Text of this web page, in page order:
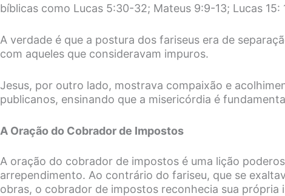
bíblicas como Lucas 5:30-32; Mateus 9:9-13; Lucas 15:
A verdade é que a postura dos fariseus era de
com aqueles que consideravam impuros.
Jesus, por outro lado, mostrava compaixão e
publicanos, ensinando que a misericórdia é
A Oração do Cobrador de Impostos
A oração do cobrador de impostos é uma lição
arrependimento. Ao contrário do fariseu, que se
obras, o cobrador de impostos reconhecia sua própria